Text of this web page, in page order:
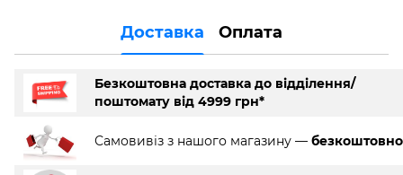
Доставка Оплата
Безкоштовна доставка до відділення/
поштомату від 4999 грн*
Самовивіз з нашого магазину — безкоштовно